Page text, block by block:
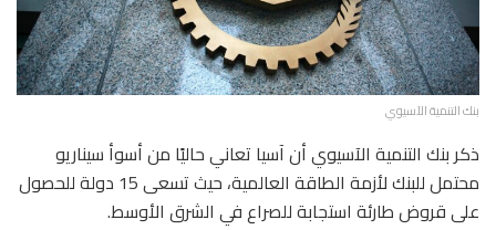
بنك التنمية الآسيوي
ذكر بنك التنمية الآسيوي أن آسيا تعاني حاليًا من أسوأ سيناريو
محتمل للبنك لأزمة الطاقة العالمية، حيث تسعى 15 دولة للحصول
على قروض طارئة استجابة للصراع في الشرق الأوسط.